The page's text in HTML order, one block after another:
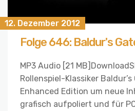
12. Dezember 2012
Folge 646: Baldur's
MP3 Audio [21
Rollenspiel-Klassiker
Enhanced Edition um neue
grafisch aufpoliert und für